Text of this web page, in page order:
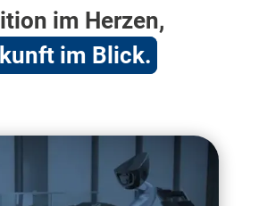
im Herzen,
im Blick.